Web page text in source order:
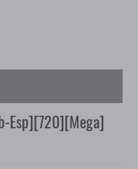
Esp][720][Mega]